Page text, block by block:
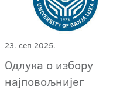
23. сеп 2025.
Одлука о избору
најповољнијег